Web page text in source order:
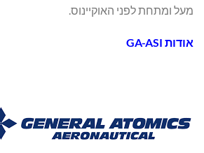
מעל ומתחת לפני האוקיינוס.
אודות GA-ASI